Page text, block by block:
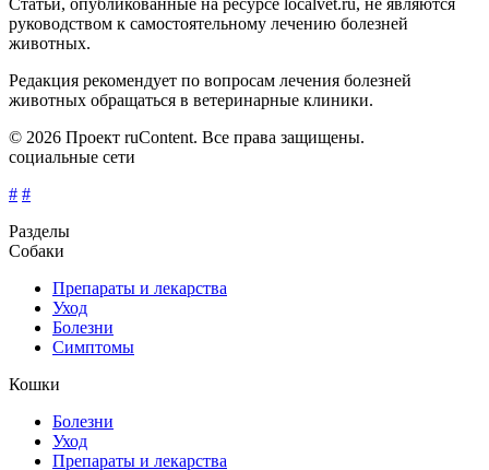
Статьи, опубликованные на ресурсе localvet.ru, не являются
руководством к самостоятельному лечению болезней
животных.
Редакция рекомендует по вопросам лечения болезней
животных обращаться в ветеринарные клиники.
© 2026 Проект ruContent. Все права защищены.
социальные сети
# #
Разделы
Собаки
Препараты и лекарства
Уход
Болезни
Симптомы
Кошки
Болезни
Уход
Препараты и лекарства